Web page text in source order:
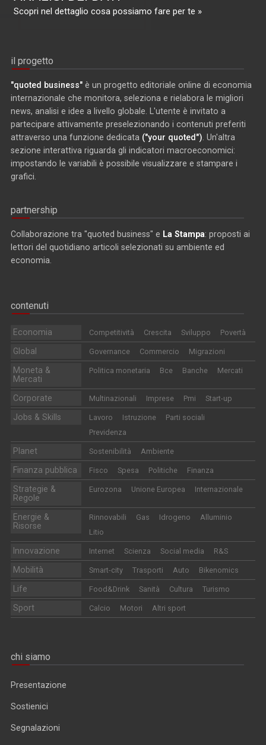
Scopri nel dettaglio cosa possiamo fare per te »
il progetto
"quoted business" è un progetto editoriale online di economia
internazionale che monitora, seleziona e rielabora le migliori
news, analisi e idee a livello globale. L'utente è invitato a
partecipare attivamente preselezionando i contenuti preferiti
attraverso una funzione dedicata ("your quoted") . Un'altra
sezione interattiva riguarda gli indicatori macroeconomici:
impostando le variabili è possibile visualizzare e stampare i
grafici.
partnership
Collaborazione tra "quoted business" e La Stampa: proposti ai
lettori del quotidiano articoli selezionati su ambiente ed
economia.
contenuti
Economia Competitività Crescita Sviluppo Povertà
Global Governance Commercio Migrazioni
Moneta &
Mercati
Politica monetaria Bce Banche Mercati
Corporate Multinazionali Imprese Pmi Start-up
Jobs & Skills Lavoro Istruzione
Parti sociali
Previdenza
Planet Sostenibilità Ambiente
Finanza pubblica Fisco Spesa Politiche Finanza
Strategie &
Regole
Eurozona Unione Europea Internazionale
Energie &
Risorse
Rinnovabili Gas Idrogeno
Alluminio
Litio
Innovazione Internet Scienza Social media R&S
Mobilità Smart-city Trasporti Auto Bikenomics
Life Food&Drink Sanità Cultura Turismo
Sport Calcio Motori Altri sport
chi siamo
Presentazione
Sostienici
Segnalazioni